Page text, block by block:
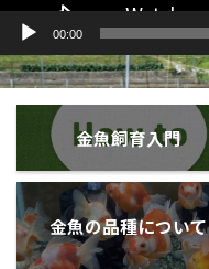
00:00
金魚飼育入門
金魚の品種について